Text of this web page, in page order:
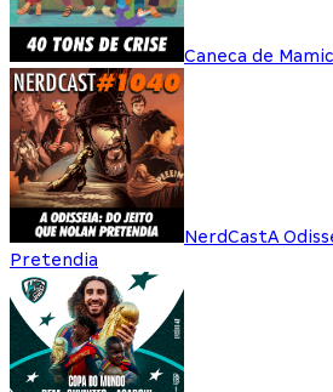
Caneca de
NerdCastA
Pretendia